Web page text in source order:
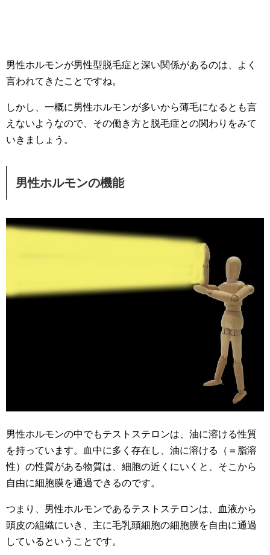
男性ホルモンが男性型脱毛症と深い関係があるのは、よく
言われてきたことですね。
しかし、一概に男性ホルモンが多いから薄毛になるとも言
えないようなので、その働き方と脱毛症との関わりをみて
いきましょう。
男性ホルモンの機能
男性ホルモンの中でもテストステロンは、油に溶ける性質
を持っています。血中に多く存在し、油に溶ける（＝脂溶
性）の性質がある物質は、細胞の近くにいくと、そこから
自由に細胞膜を通過できるのです。
つまり、男性ホルモンであるテストステロンは、血液から
頭皮の組織にいき、主に毛乳頭細胞の細胞膜を自由に通過
しているということです。